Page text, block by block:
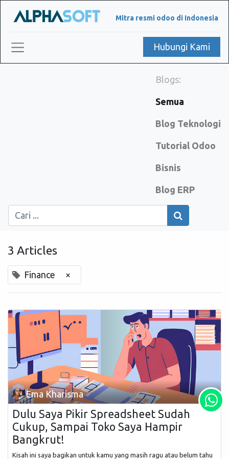
Mitra resmi odoo di Indonesia
Hubungi Kami
Blogs:
Semua
Blog Teknologi
Tutorial Odoo
Bisnis
Blog ERP
3 Articles
Finance ×
Ema Kharisma
Dulu Saya Pikir Spreadsheet Sudah
Cukup, Sampai Toko Saya Hampir
Bangkrut!
Kisah ini saya bagikan untuk kamu yang masih ragu atau belum tahu